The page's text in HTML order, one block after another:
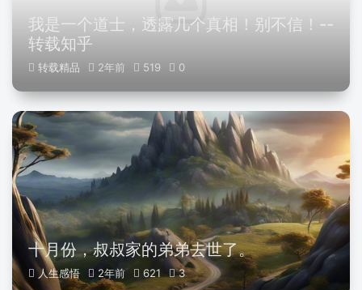
我是一个道士，透露几个真相！别不信！--
转载知乎
转载精品 2年前
十月份，叔叔家的弟弟去世了。
人生感悟 2年前 621 3